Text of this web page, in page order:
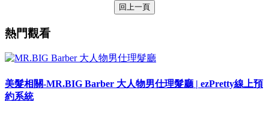
回上一頁
熱門觀看
美髮相關-MR.BIG Barber 大人物男仕理髮廳 | ezPretty線上預
約系統